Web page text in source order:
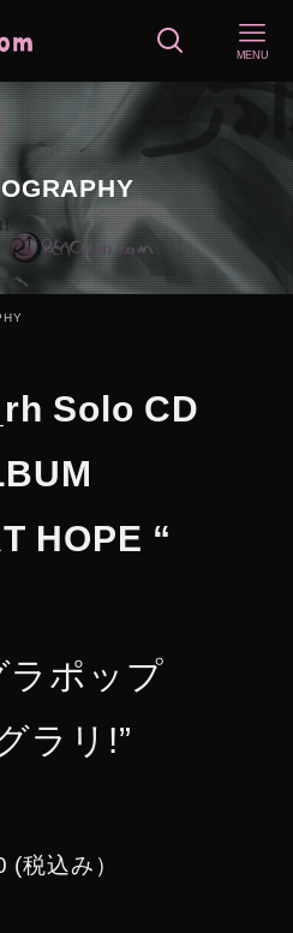
MENU
Solo CD
HOPE “
ラポップ
ラリ!”
(税込み）